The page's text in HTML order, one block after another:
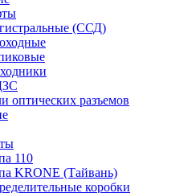
(ССД)
оптических разъемов
110
KRONE (Тайвань)
коробки